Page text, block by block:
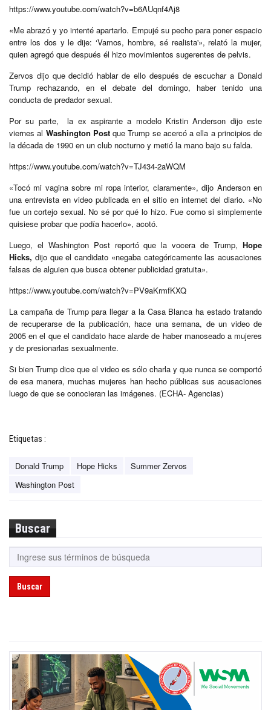
https://www.youtube.com/watch?v=b6AUqnf4Aj8
«Me abrazó y yo intenté apartarlo. Empujé su pecho para poner espacio
entre los dos y le dije: ‘Vamos, hombre, sé realista'», relató la mujer,
quien agregó que después él hizo movimientos sugerentes de pelvis.
Zervos dijo que decidió hablar de ello después de escuchar a Donald
Trump rechazando, en el debate del domingo, haber tenido una
conducta de predador sexual.
Por su parte, la ex aspirante a modelo Kristin Anderson dijo este
viernes al Washington Postque Trump se acercó a ella a principios de
la década de 1990 en un club nocturno y metió la mano bajo su falda.
https://www.youtube.com/watch?v=TJ434-2aWQM
«Tocó mi vagina sobre mi ropa interior, claramente», dijo Anderson en
una entrevista en video publicada en el sitio en internet del diario. «No
fue un cortejo sexual. No sé por qué lo hizo. Fue como si simplemente
quisiese probar que podía hacerlo», acotó.
Luego, el Washington Post reportó que la vocera de Trump, Hope
Hicks, dijo que el candidato «negaba categóricamente las acusaciones
falsas de alguien que busca obtener publicidad gratuita».
https://www.youtube.com/watch?v=PV9aKrmfKXQ
La campaña de Trump para llegar a la Casa Blanca ha estado tratando
de recuperarse de la publicación, hace una semana, de un video de
2005 en el que el candidato hace alarde de haber manoseado a mujeres
y de presionarlas sexualmente.
Si bien Trump dice que el video es sólo charla y que nunca se comportó
de esa manera, muchas mujeres han hecho públicas sus acusaciones
luego de que se conocieran las imágenes. (ECHA- Agencias)
Etiquetas :
Donald Trump Hope Hicks
Summer Zervos
Washington Post
Buscar
Buscar